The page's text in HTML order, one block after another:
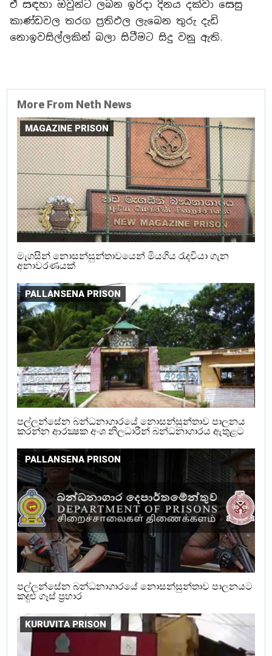
ඒ සඳහා ඔවුන්ට ලබන ඉරිදා දිනය දක්වා සෙසු
කාණ්ඩවල තරග ප්‍රතිඵල ලැබෙන තුරු දැඩි
නොඉවසිල්ලකින් බලා සිටීමට සිදු වනු ඇති.
More From Neth News
MAGAZINE PRISON
මැගසින් නොසන්සුන්තාවයෙන් මියගිය රැදවියා ගැන
අනාවරණයක්
PALLANSENA PRISON
පල්ලන්සේන බන්ධනාගාරයේ නොසන්සුන්තාව පාලනය
කරන්න ආරක්‍ෂක අංශ නිලධාරීන් බන්ධනාගාරය ඇතුළට
PALLANSENA PRISON
පල්ලන්සේන බන්ධනාගාරයේ නොසන්සුන්තාව පාලනයට
කදුළු ගෑස් ප්‍රහාර
KURUVITA PRISON